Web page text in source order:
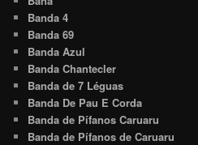
Banda 4
Banda 69
Banda Azul
Banda Chantecler
Banda de 7 Léguas
Banda De Pau E Corda
Banda de Pífanos Caruaru
Banda de Pífanos de Caruaru